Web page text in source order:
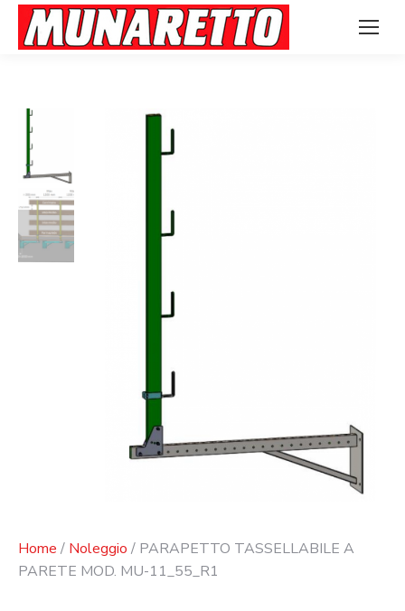
Home / Noleggio / PARAPETTO TASSELLABILE A
PARETE MOD. MU-11_55_R1